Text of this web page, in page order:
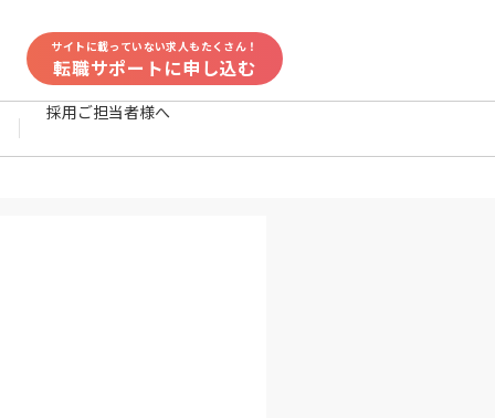
サイトに載っていない求人もたくさん！
転職サポートに申し込む
採用ご担当者様へ